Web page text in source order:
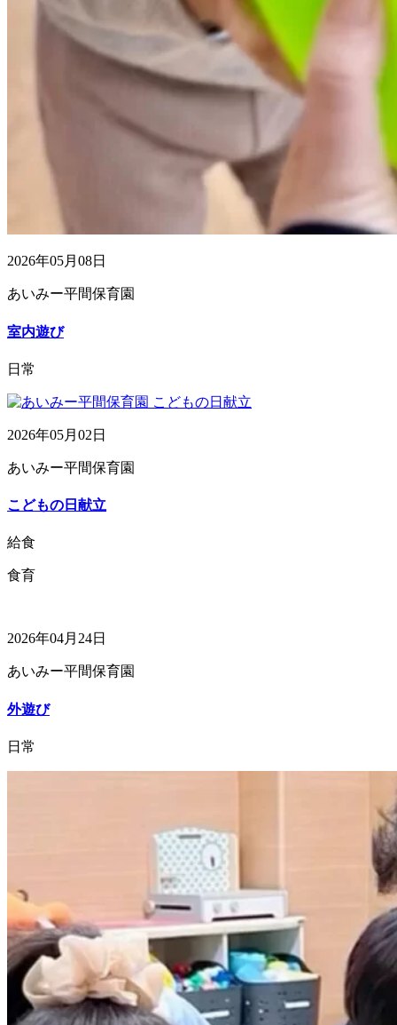
2026年05月08日
あいみー平間保育園
室内遊び
日常
2026年05月02日
あいみー平間保育園
こどもの日献立
給食
食育
2026年04月24日
あいみー平間保育園
外遊び
日常